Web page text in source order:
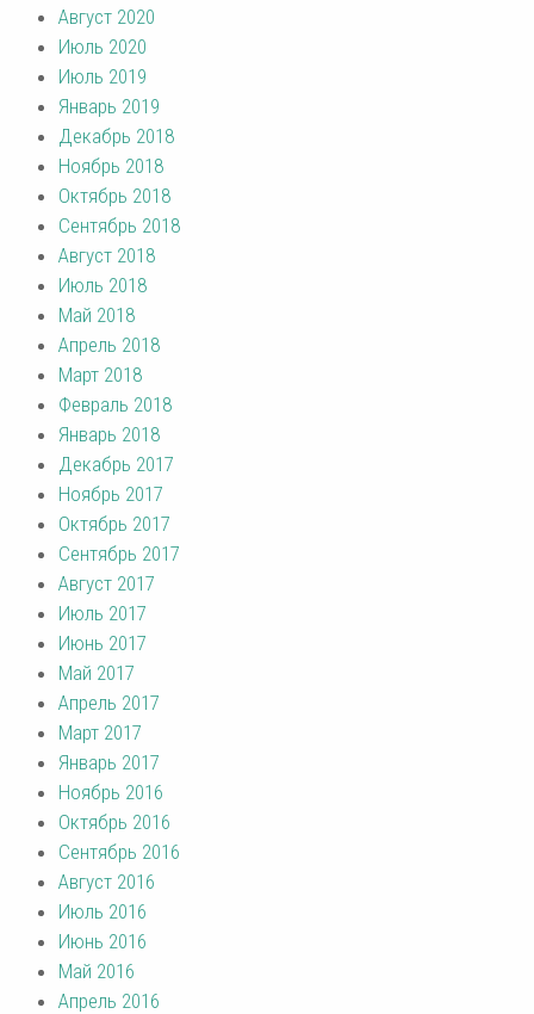
Август 2020
Июль 2020
Июль 2019
Январь 2019
Декабрь 2018
Ноябрь 2018
Октябрь 2018
Сентябрь 2018
Август 2018
Июль 2018
Май 2018
Апрель 2018
Март 2018
Февраль 2018
Январь 2018
Декабрь 2017
Ноябрь 2017
Октябрь 2017
Сентябрь 2017
Август 2017
Июль 2017
Июнь 2017
Май 2017
Апрель 2017
Март 2017
Январь 2017
Ноябрь 2016
Октябрь 2016
Сентябрь 2016
Август 2016
Июль 2016
Июнь 2016
Май 2016
Апрель 2016